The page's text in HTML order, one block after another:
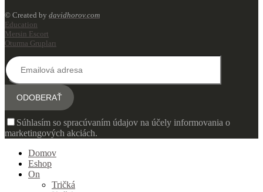
© Created by davidhorov.com
Education
Mersin Escort
Oturma Grupları
Súhlasím so spracúvaním údajov na účely informovania o
marketingových akciách.
Domov
Eshop
On
Tričká